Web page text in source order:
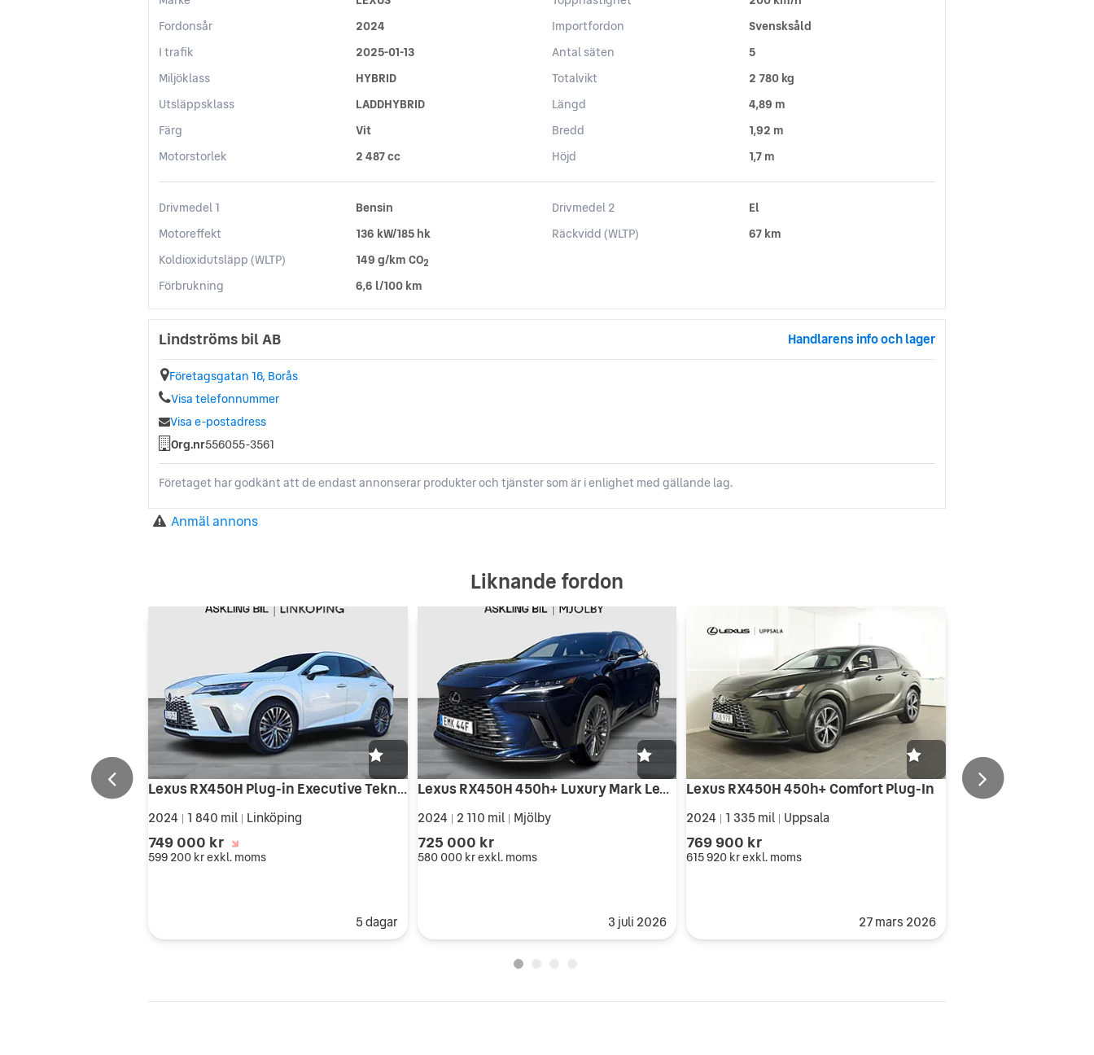
Fordonsår
2024
I trafik
2025-01-13
Miljöklass
HYBRID
Utsläppsklass
LADDHYBRID
Färg
Vit
Motorstorlek
2 487 cc
Importfordon
Svensksåld
Antal säten
5
Totalvikt
2 780 kg
Längd
4,89 m
Bredd
1,92 m
Höjd
1,7 m
Drivmedel 1
Bensin
Motoreffekt
136 kW/185 hk
Koldioxidutsläpp (WLTP)
149 g/km CO2
Förbrukning 6,6 l/100 km
Drivmedel 2
El
Räckvidd (WLTP)
67 km
Lindströms bil AB Handlarens info och lager
Företagsgatan 16, Borås
Visa telefonnummer
Visa e-postadress
Org.nr556055-3561
Företaget har godkänt att de endast annonserar produkter och tjänster som är i enlighet med gällande lag.
Anmäl annons
Liknande fordon
Lexus RX450H Plug-in Executive Teknikpaket Panorama
2024 1 840 mil Linköping
749 000 kr
599 200 krexkl. moms
5 dagar
Lexus RX450H 450h+ Luxury Mark Levinson Dragkrok Vinterhjul original
2024 | 2 110 mil | Mjölby
725 000 kr
580 000 krexkl. moms
3 juli 2026
Lexus RX450H 450h+ Comfort Plug-In
2024 1 335 mil Uppsala
769 900 kr
615 920 krexkl. moms
27 mars 2026